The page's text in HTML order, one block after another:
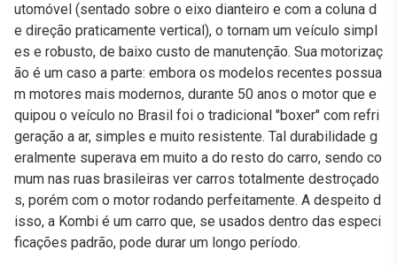
utomóvel (sentado sobre o eixo dianteiro e com a coluna d
e direção praticamente vertical), o tornam um veículo simpl
es e robusto, de baixo custo de manutenção. Sua motorizaç
ão é um caso a parte: embora os modelos recentes possua
m motores mais modernos, durante 50 anos o motor que e
quipou o veículo no Brasil foi o tradicional "boxer" com refri
geração a ar, simples e muito resistente. Tal durabilidade g
eralmente superava em muito a do resto do carro, sendo co
mum nas ruas brasileiras ver carros totalmente destroçado
s, porém com o motor rodando perfeitamente. A despeito d
isso, a Kombi é um carro que, se usados dentro das especi
ficações padrão, pode durar um longo período.